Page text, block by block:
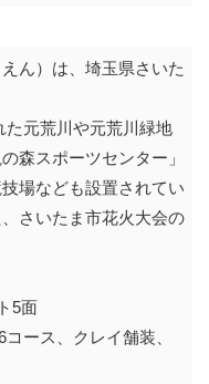
ん）は、埼玉県さいた
た元荒川や元荒川緑地
森スポーツセンター」
場なども設置されてい
さいたま市花火大会の
5面
ース、クレイ舗装、